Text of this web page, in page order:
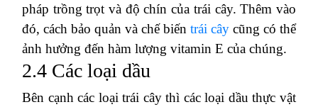
pháp trồng trọt và độ chín của trái cây. Thêm vào
đó, cách bảo quản và chế biến trái cây cũng có thể
ảnh hưởng đến hàm lượng vitamin E của chúng.
2.4 Các loại dầu
Bên cạnh các loại trái cây thì các loại dầu thực vật